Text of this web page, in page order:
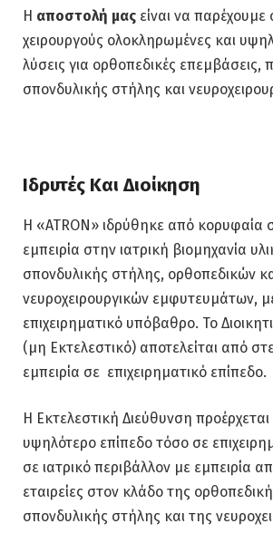
Η αποστολή μας είναι να παρέχουμε
χειρουργούς ολοκληρωμένες και
λύσεις για ορθοπεδικές επεμβάσεις,
σπονδυλικής στήλης και
Ιδρυτές Και Διοίκηση
Η «ATRON» ιδρύθηκε από κορυφαία
εμπειρία στην ιατρική βιομηχανία
σπονδυλικής στήλης, ορθοπεδικών
νευροχειρουργικών εμφυτευμάτων, με
επιχειρηματικό υπόβαθρο. Το
(μη Εκτελεστικό) αποτελείται από
εμπειρία σε επιχειρηματικό επίπεδο.
Η Εκτελεστική Διεύθυνση
υψηλότερο επίπεδο τόσο σε
σε ιατρικό περιβάλλον με εμπειρία
εταιρείες στον κλάδο της
σπονδυλικής στήλης και της